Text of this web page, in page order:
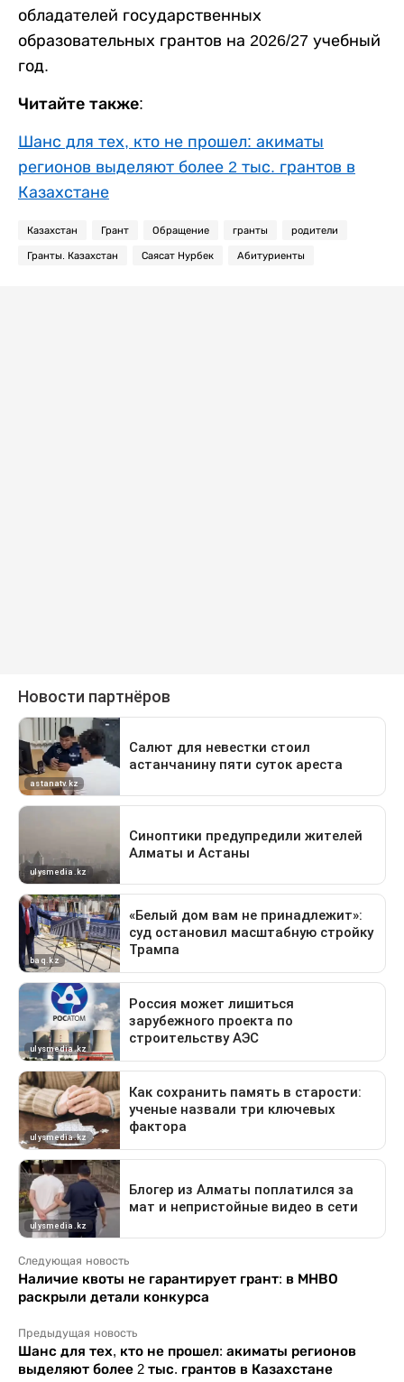
обладателей государственных
образовательных грантов на 2026/27 учебный
год.
Читайте также:
Шанс для тех, кто не прошел: акиматы
регионов выделяют более 2 тыс. грантов в
Казахстане
Казахстан Грант Обращение гранты родители
Гранты. Казахстан Саясат Нурбек Абитуриенты
Следующая новость
Наличие квоты не гарантирует грант: в МНВО
раскрыли детали конкурса
Предыдущая новость
Шанс для тех, кто не прошел: акиматы регионов
выделяют более 2 тыс. грантов в Казахстане